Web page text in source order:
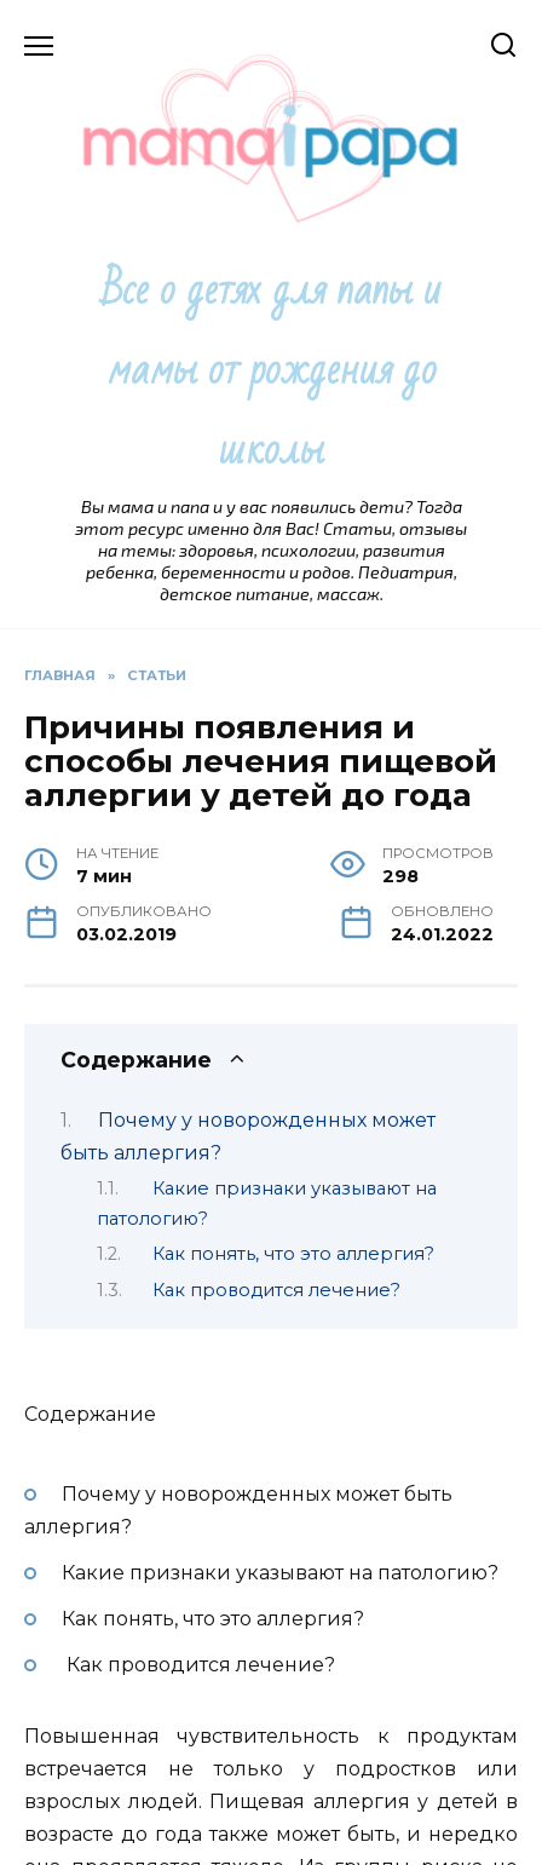
Все о детях для папы и
мамы от рождения до
школы
Вы мама и папа и у вас появились дети? Тогда
этот ресурс именно для Вас! Статьи, отзывы
на темы: здоровья, психологии, развития
ребенка, беременности и родов. Педиатрия,
детское питание, массаж.
ГЛАВНАЯ » СТАТЬИ
Причины появления и
способы лечения пищевой
аллергии у детей до года
НА ЧТЕНИЕ
7 мин
ПРОСМОТРОВ
298
ОПУБЛИКОВАНО
03.02.2019
ОБНОВЛЕНО
24.01.2022
Содержание
Почему у новорожденных может
быть аллергия?
Какие признаки указывают на
патологию?
Как понять, что это аллергия?
Как проводится лечение?
Содержание
Почему у новорожденных может быть
аллергия?
Какие признаки указывают на патологию?
Как понять, что это аллергия?
Как проводится лечение?
Повышенная чувствительность к продуктам
встречается не только у подростков или
взрослых людей. Пищевая аллергия у детей в
возрасте до года также может быть, и нередко